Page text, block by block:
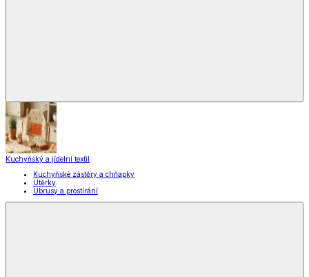
Kuchyňský a jídelní textil
Kuchyňské zástěry a chňapky
Utěrky
Ubrusy a prostírání